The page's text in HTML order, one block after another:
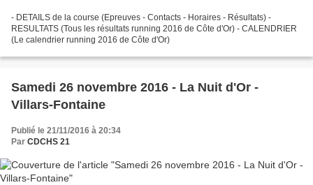
- DETAILS de la course (Epreuves - Contacts - Horaires - Résultats) -
RESULTATS (Tous les résultats running 2016 de Côte d'Or) - CALENDRIER
(Le calendrier running 2016 de Côte d'Or)
Samedi 26 novembre 2016 - La Nuit d'Or -
Villars-Fontaine
Publié le 21/11/2016 à 20:34
Par CDCHS 21